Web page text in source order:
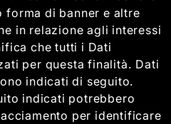
forma di banner e altre
in relazione agli interessi
che tutti i Dati
per questa finalità. Dati
indicati di seguito.
indicati potrebbero
per identificare